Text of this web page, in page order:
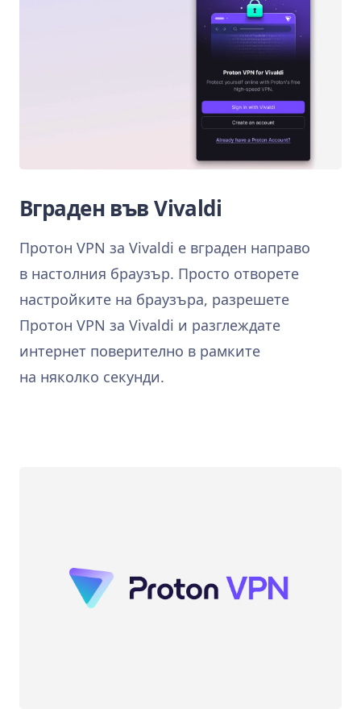
Вграден във Vivaldi
Протон VPN за Vivaldi е вграден направо
в настолния браузър. Просто отворете
настройките на браузъра, разрешете
Протон VPN за Vivaldi и разглеждате
интернет поверително в рамките
на няколко секунди.